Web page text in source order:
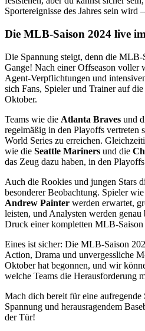
Sportereignisse des Jahres sein wird
Die MLB-Saison 2024 live
Die Spannung steigt, denn die
Gange! Nach einer Offseason voller
Agent-Verpflichtungen und
sich Fans, Spieler und Trainer auf
Oktober.
Teams wie die Atlanta Braves und
regelmäßig in den Playoffs vertreten
World Series zu erreichen.
wie die Seattle Mariners und die
das Zeug dazu haben, in den
Auch die Rookies und jungen Stars
besonderer Beobachtung. Spieler wie
Andrew Painter werden erwartet,
leisten, und Analysten werden
Druck einer kompletten MLB-Saison
Eines ist sicher: Die MLB-Saison
Action, Drama und unvergessliche
Oktober hat begonnen, und wir
welche Teams die Herausforderung
Mach dich bereit für eine
Spannung und herausragendem
der Tür!